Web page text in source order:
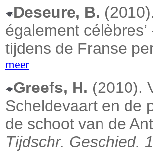
Deseure, B.
également
tijdens de Franse
meer
Greefs, H. (2010).
Scheldevaart en de
de schoot van de
Tijdschr. Geschied.